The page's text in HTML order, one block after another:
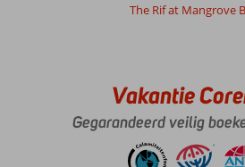
The Rif at Mangrove
Vakantie
Gegarandeerd veilig